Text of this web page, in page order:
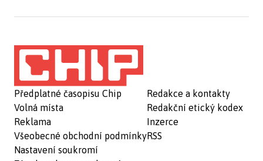
Předplatné časopisu Chip
Volná místa
Reklama
Všeobecné obchodní podmínky
Nastavení soukromí
Redakce a kontakty
Redakční etický kodex
Inzerce
RSS